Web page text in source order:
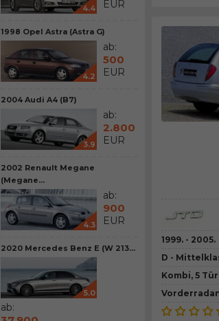
4.4 EUR
1998 Opel Astra (Astra G)
4.2
ab:
500
EUR
2004 Audi A4 (B7)
3.9
ab:
2.800
EUR
2002 Renault Megane
(Megane...
4.3
ab:
900
EUR
2020 Mercedes Benz E (W 213...
5.0
ab:
1999. - 2005.
D -
Kombi, 5